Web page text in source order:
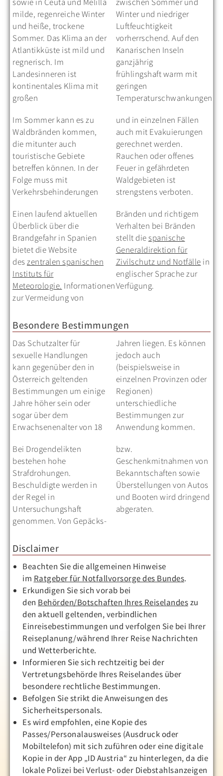
milde, regenreiche Winter
und heiße, trockene
Sommer. Das Klima an der
Atlantikküste ist mild und
regnerisch. Im
Landesinneren ist
kontinentales Klima mit
großen
Winter und niedriger
Luftfeuchtigkeit
vorherrschend. Auf den
Kanarischen Inseln
ganzjährig
frühlingshaft warm mit
geringen
Temperaturschwankungen.
Im Sommer kann es zu
Waldbränden kommen,
die mitunter auch
touristische Gebiete
betreffen können. In der
Folge muss mit
Verkehrsbehinderungen
und in einzelnen Fällen
auch mit Evakuierungen
gerechnet werden.
Rauchen oder offenes
Feuer in gefährdeten
Waldgebieten ist
strengstens verboten.
Einen laufend aktuellen
Überblick über die
Brandgefahr in Spanien
bietet die Website
deszentralen spanischen
Instituts für
Meteorologie. Informationen
zur Vermeidung von
Bränden und richtigem
Verhalten bei Bränden
stellt die spanische
Generaldirektion für
Zivilschutz und Notfälle in
englischer Sprache zur
Verfügung.
Besondere Bestimmungen
Das Schutzalter für
sexuelle Handlungen
kann gegenüber den in
Österreich geltenden
Bestimmungen um einige
Jahre höher sein oder
sogar über dem
Erwachsenenalter von 18
Jahren liegen. Es können
jedoch auch
(beispielsweise in
einzelnen Provinzen oder
Regionen)
unterschiedliche
Bestimmungen zur
Anwendung kommen.
Bei Drogendelikten
bestehen hohe
Strafdrohungen.
Beschuldigte werden in
der Regel in
Untersuchungshaft
genommen. Von Gepäcks-
bzw.
Geschenkmitnahmen von
Bekanntschaften sowie
Überstellungen von Autos
und Booten wird dringend
abgeraten.
Disclaimer
Beachten Sie die allgemeinen Hinweise
im Ratgeber für Notfallvorsorge des Bundes.
Erkundigen Sie sich vorab bei
den Behörden/Botschaften Ihres Reiselandeszu
den aktuell geltenden, verbindlichen
Einreisebestimmungen und verfolgen Sie bei Ihrer
Reiseplanung/während Ihrer Reise Nachrichten
und Wetterberichte.
Informieren Sie sich rechtzeitig bei der
Vertretungsbehörde Ihres Reiselandes über
besondere rechtliche Bestimmungen.
Befolgen Sie strikt die Anweisungen des
Sicherheitspersonals.
Es wird empfohlen, eine Kopie des
Passes/Personalausweises (Ausdruck oder
Mobiltelefon) mit sich zuführen oder eine digitale
Kopie in der App „ID Austria“ zu hinterlegen, da die
lokale Polizei bei Verlust- oder Diebstahlsanzeigen